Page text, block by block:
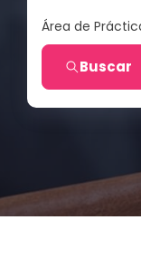
Área de
Buscar